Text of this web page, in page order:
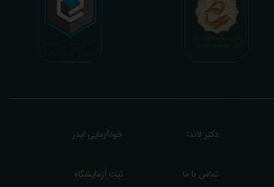
پیشرفته (دیر و زود داره سوخت و سوز نداره...) برسیم. قابل ذکر است که جواب
آنلاین به نتایج هیچ یک از کاربران بصورت مستقیم دسترسی ندارد و موارد تفسیر نیز
با درخواست و ارسال خود کاربر انجام میگیرد و ما تابع اصول اخلاق پزشکی و حرفه ای
دکتر لاندا خودآزمایی ایدز
ثبت آزمایشگاه تماس با ما